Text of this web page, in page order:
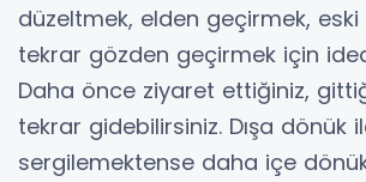
düzeltmek, elden geçirmek, eski
tekrar gözden geçirmek için
Daha önce ziyaret ettiğiniz,
tekrar gidebilirsiniz. Dışa dönük
sergilemektense daha içe